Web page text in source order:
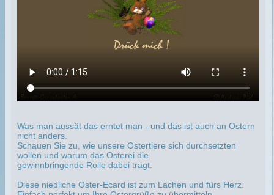
Was man aussät das erntet man - und das ist auch an Ostern
nicht anders.
Schauen Sie zu, wie unsere Ostertiere sich durchsetzten
wollen und warum das Osterei die
gewinnbringende Rolle dabei trägt.
Diese niedliche Oster-Ecard ist zum Lachen und fürs Herz.